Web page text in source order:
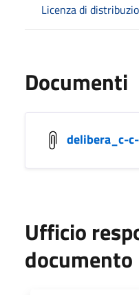
Licenza di
Documenti
delibera_c-
Ufficio
documento